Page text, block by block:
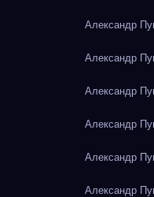
Александр
Александр
Александр
Александр
Александр
Александр